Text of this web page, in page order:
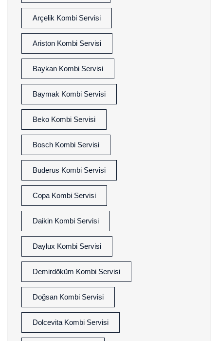
Arçelik Kombi Servisi
Ariston Kombi Servisi
Baykan Kombi Servisi
Baymak Kombi Servisi
Beko Kombi Servisi
Bosch Kombi Servisi
Buderus Kombi Servisi
Copa Kombi Servisi
Daikin Kombi Servisi
Daylux Kombi Servisi
Demirdöküm Kombi Servisi
Doğsan Kombi Servisi
Dolcevita Kombi Servisi